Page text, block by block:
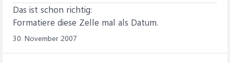
Das ist schon richtig:
Formatiere diese Zelle mal als Datum.
30. November 2007